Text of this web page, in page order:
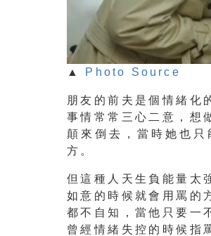
▲ Photo Source
朋友的前夫是個情緒化
事情常常三心二意，想
顛來倒去，當時她也
方。
但這種人天生負能量太
如意的時候就會用罵的
都不自知，當他只要一
曾經情緒失控的時候指